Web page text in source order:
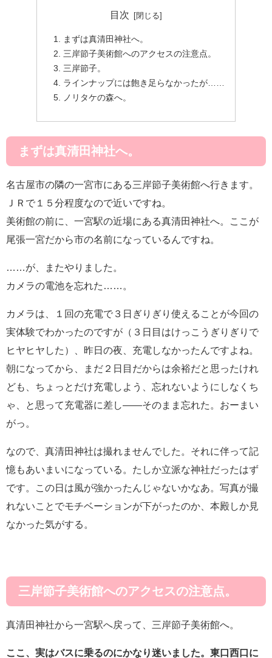
目次
まずは真清田神社へ。
三岸節子美術館へのアクセスの注意点。
三岸節子。
ラインナップには飽き足らなかったが……
ノリタケの森へ。
まずは真清田神社へ。
名古屋市の隣の一宮市にある三岸節子美術館へ行きます。
ＪＲで１５分程度なので近いですね。
美術館の前に、一宮駅の近場にある真清田神社へ。ここが
尾張一宮だから市の名前になっているんですね。
……が、またやりました。
カメラの電池を忘れた……。
カメラは、１回の充電で３日ぎりぎり使えることが今回の
実体験でわかったのですが（３日目はけっこうぎりぎりで
ヒヤヒヤした）、昨日の夜、充電しなかったんですよね。
朝になってから、まだ２日目だからは余裕だと思ったけれ
ども、ちょっとだけ充電しよう、忘れないようにしなくち
ゃ、と思って充電器に差し――そのまま忘れた。おーまい
がっ。
なので、真清田神社は撮れませんでした。それに伴って記
憶もあいまいになっている。たしか立派な神社だったはず
です。この日は風が強かったんじゃないかなあ。写真が撮
れないことでモチベーションが下がったのか、本殿しか見
なかった気がする。
三岸節子美術館へのアクセスの注意点。
真清田神社から一宮駅へ戻って、三岸節子美術館へ。
ここ、実はバスに乗るのにかなり迷いました。東口西口に